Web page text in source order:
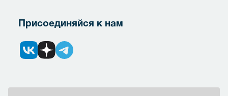
Присоединяйся к нам